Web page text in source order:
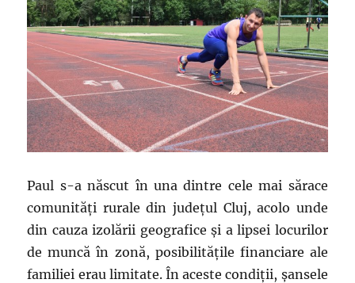
Paul s-a născut în una dintre cele mai sărace
comunități rurale din județul Cluj, acolo unde
din cauza izolării geografice și a lipsei locurilor
de muncă în zonă, posibilitățile financiare ale
familiei erau limitate. În aceste condiții, șansele